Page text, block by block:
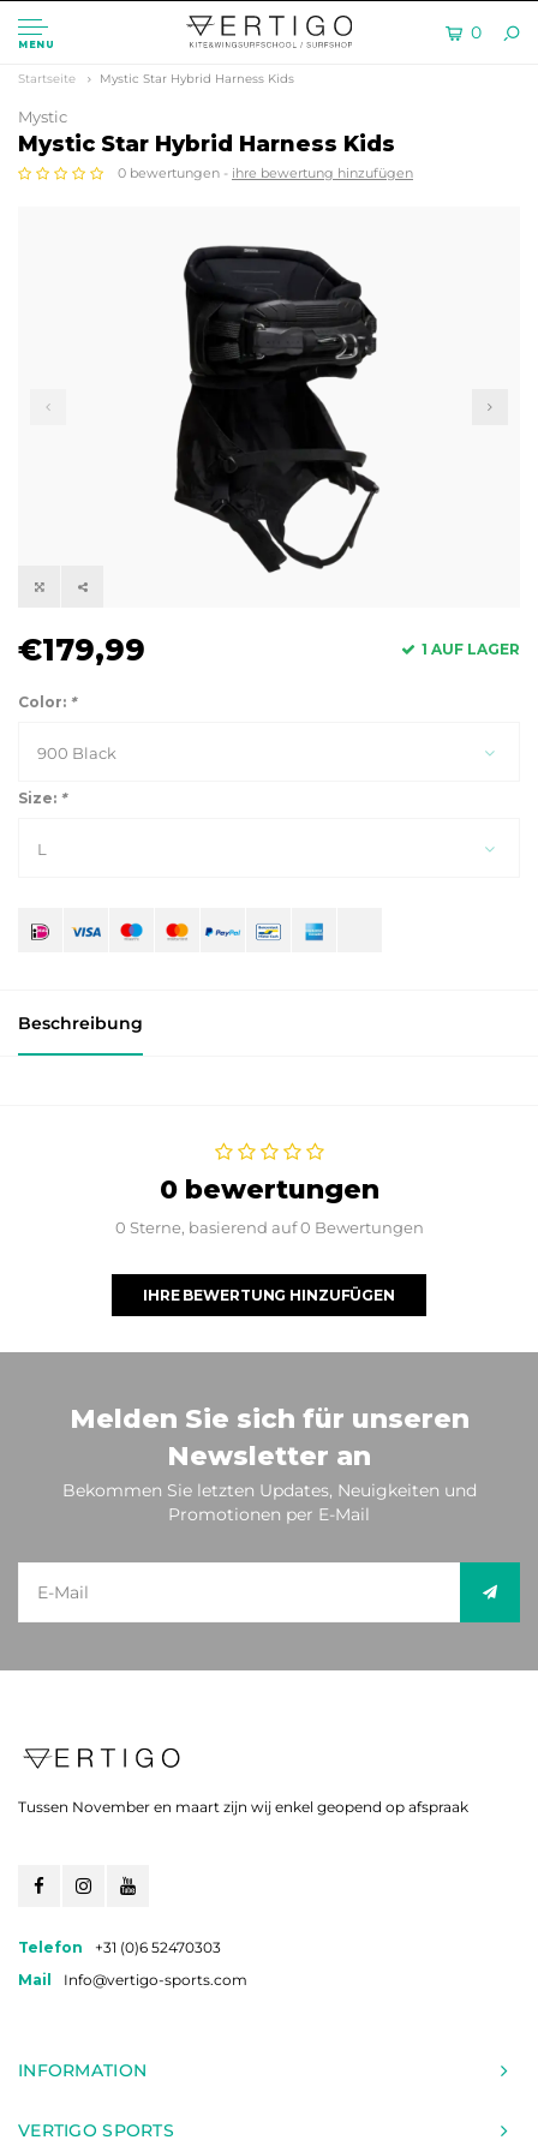
MENU
0
Startseite Mystic Star Hybrid Harness Kids
Mystic
Mystic Star Hybrid Harness Kids
0 bewertungen - ihre bewertung hinzufügen
€179,99 1 AUF LAGER
Color: *
900 Black
Size: *
L
Beschreibung
0 bewertungen
0 Sterne, basierend auf 0 Bewertungen
IHRE BEWERTUNG HINZUFÜGEN
Melden Sie sich für unseren
Newsletter an
Bekommen Sie letzten Updates, Neuigkeiten und
Promotionen per E-Mail
Tussen November en maart zijn wij enkel geopend op afspraak
Telefon
+31 (0)6 52470303
Mail
Info@vertigo-sports.com
INFORMATION
VERTIGO SPORTS